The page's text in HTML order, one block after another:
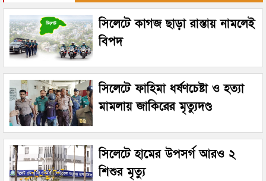
সিলেটে কাগজ ছাড়া রাস্তায় নামলেই
বিপদ
সিলেটে ফাহিমা ধর্ষণচেষ্টা ও হত্যা
মামলায় জাকিরের মৃত্যুদণ্ড
সিলেটে হামের উপসর্গ আরও ২
শিশুর মৃত্যু